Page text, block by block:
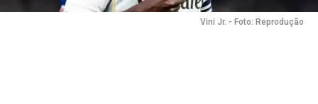
Vini Jr. - Foto: Reprodução